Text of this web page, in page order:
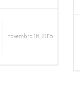
novembro 16, 2018